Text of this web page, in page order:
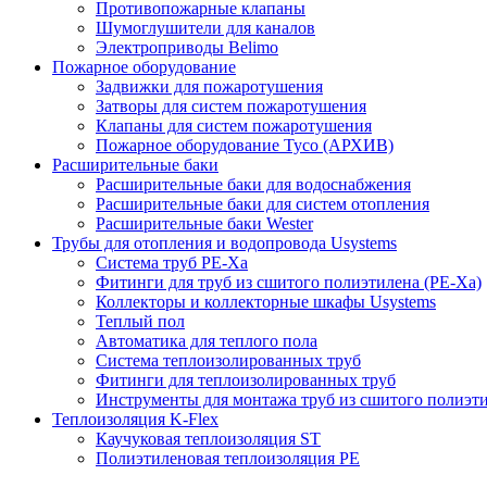
Противопожарные клапаны
Шумоглушители для каналов
Электроприводы Belimo
Пожарное оборудование
Задвижки для пожаротушения
Затворы для систем пожаротушения
Клапаны для систем пожаротушения
Пожарное оборудование Tyco (АРХИВ)
Расширительные баки
Расширительные баки для водоснабжения
Расширительные баки для систем отопления
Расширительные баки Wester
Трубы для отопления и водопровода Usystems
Система труб PE-Xa
Фитинги для труб из сшитого полиэтилена (PE-Xa)
Коллекторы и коллекторные шкафы Usystems
Теплый пол
Автоматика для теплого пола
Система теплоизолированных труб
Фитинги для теплоизолированных труб
Инструменты для монтажа труб из сшитого
Теплоизоляция K-Flex
Каучуковая теплоизоляция ST
Полиэтиленовая теплоизоляция PE